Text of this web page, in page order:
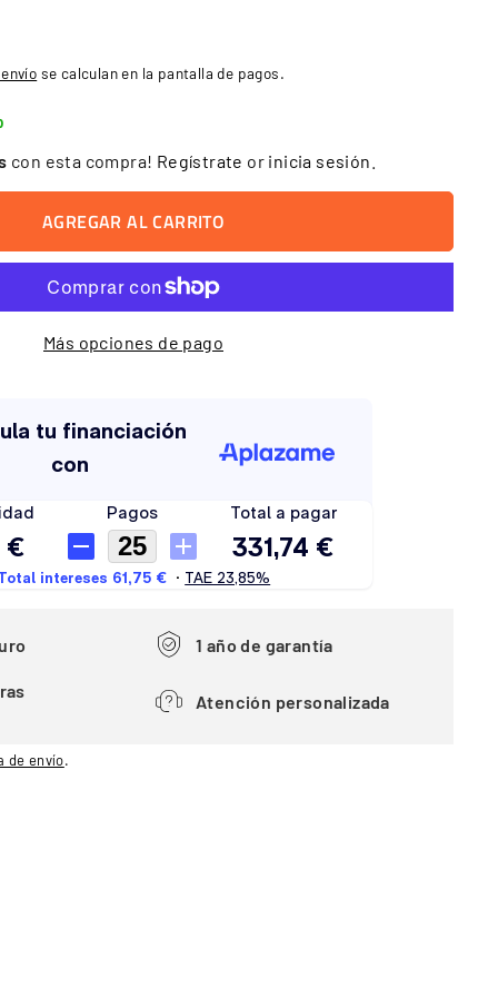
se calculan en la pantalla de pagos.
con esta compra! Regístrate or inicia sesión
AGREGAR AL CARRITO
Más opciones de pago
1 año de garantía
Atención personalizada
de envío.